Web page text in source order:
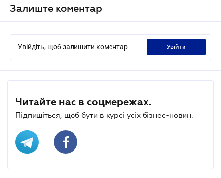
Залиште коментар
Увійдіть, щоб залишити коментар увійти
Читайте нас в соцмережах.
Підпишіться, щоб бути в курсі усіх бізнес-новин.